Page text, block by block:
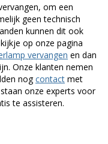
om een
geen technisch
kunnen dit ook
op onze pagina
vervangen en dan
Onze klanten nemen
nogcontact met
onze experts voor
te assisteren.